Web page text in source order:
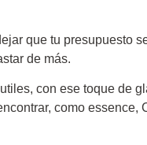
que tu presupuesto
de más.
con ese toque de
como essence,